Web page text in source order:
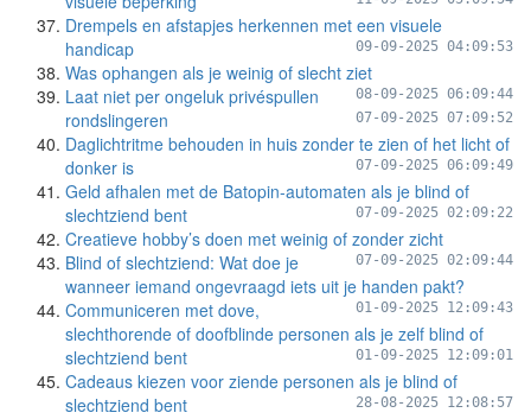
Drempels en afstapjes herkennen met een visuele
handicap
09-09-2025 04:09:53
Was ophangen als je weinig of slecht ziet
08-09-2025 06:09:44
Laat niet per ongeluk privéspullen
rondslingeren
07-09-2025 07:09:52
Daglichtritme behouden in huis zonder te zien of het licht of
donker is
07-09-2025 06:09:49
Geld afhalen met de Batopin-automaten als je blind of
slechtziend bent
07-09-2025 02:09:22
Creatieve hobby’s doen met weinig of zonder zicht
07-09-2025 02:09:44
Blind of slechtziend: Wat doe je
wanneer iemand ongevraagd iets uit je handen pakt?
01-09-2025 12:09:43
Communiceren met dove,
slechthorende of doofblinde personen als je zelf blind of
slechtziend bent
01-09-2025 12:09:01
Cadeaus kiezen voor ziende personen als je blind of
slechtziend bent
28-08-2025 12:08:57